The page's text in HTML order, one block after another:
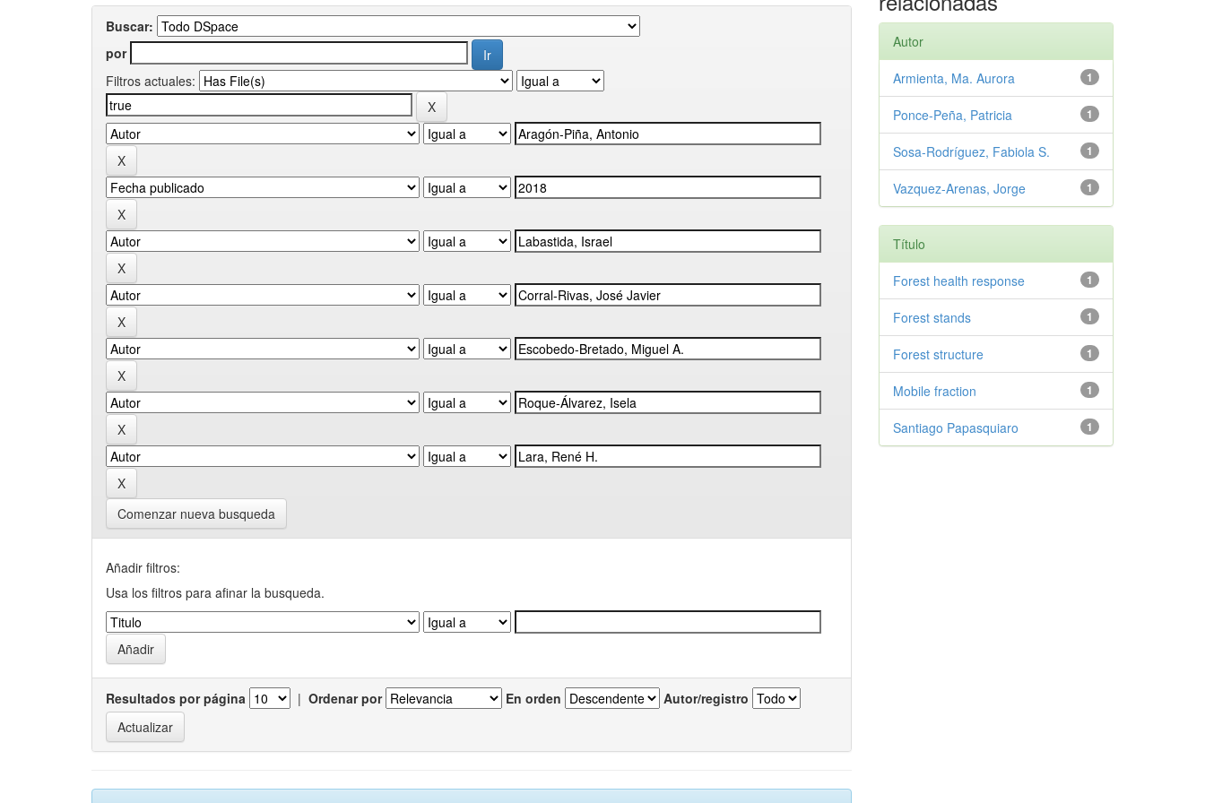
Buscar:
por
Filtros actuales:
Comenzar nueva busqueda
Añadir filtros:
Usa los filtros para afinar la busqueda.
Resultados por página | Ordenar por En orden Autor/registro
Autor
1
Armienta, Ma. Aurora
1
Ponce-Peña, Patricia
1
Sosa-Rodríguez, Fabiola S.
1
Vazquez-Arenas, Jorge
Título
1
Forest health response
1
Forest stands
1
Forest structure
1
Mobile fraction
1
Santiago Papasquiaro